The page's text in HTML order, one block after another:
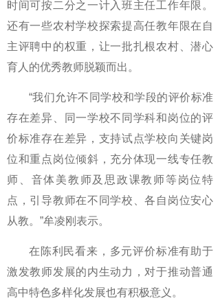
时间可按二分之一计入班主任工作年限。
还有一些农村学校探索提高任教年限在自
主评聘中的权重，让一批扎根农村、潜心
育人的优秀教师脱颖而出。
“我们允许不同学校和学段的评价标准
存在差异、同一学校不同学科和岗位的评
价标准存在差异，支持试点学校向关键岗
位和重点岗位倾斜，充分体现一线专任教
师、音体美教师及思政课教师等岗位特
点，引导教师在不同学校、各自岗位安心
从教。”牟凌刚表示。
在陈利民看来，多元评价标准有助于
激发教师发展的内生动力，对于推动普通
高中特色多样化发展也有积极意义。